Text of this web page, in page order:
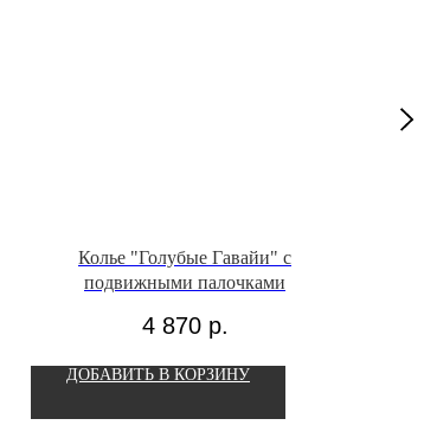
Колье "Голубые Гавайи" с
подвижными палочками
4 870 р.
ДОБАВИТЬ В КОРЗИНУ